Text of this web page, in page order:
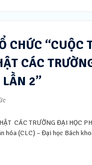
CHỨC “CUỘC
CÁC
LẦN 2”
CÁC TRƯỜNG ĐẠI HỌC
hóa (CLC) – Đại học Bách